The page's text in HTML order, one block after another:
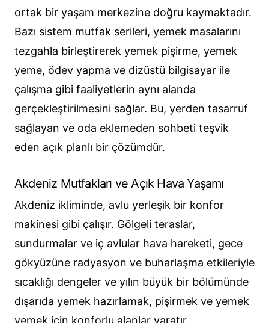
ortak bir yaşam merkezine doğru kaymaktadır.
Bazı sistem mutfak serileri, yemek masalarını
tezgahla birleştirerek yemek pişirme, yemek
yeme, ödev yapma ve dizüstü bilgisayar ile
çalışma gibi faaliyetlerin aynı alanda
gerçekleştirilmesini sağlar. Bu, yerden tasarruf
sağlayan ve oda eklemeden sohbeti teşvik
eden açık planlı bir çözümdür.
Akdeniz Mutfakları ve Açık Hava Yaşamı
Akdeniz ikliminde, avlu yerleşik bir konfor
makinesi gibi çalışır. Gölgeli teraslar,
sundurmalar ve iç avlular hava hareketi, gece
gökyüzüne radyasyon ve buharlaşma etkileriyle
sıcaklığı dengeler ve yılın büyük bir bölümünde
dışarıda yemek hazırlamak, pişirmek ve yemek
yemek için konforlu alanlar yaratır.